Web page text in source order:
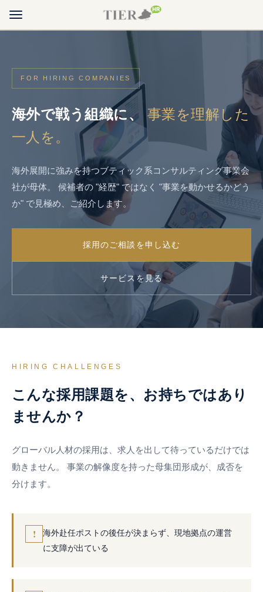
転職を検討の方
採用を検討の方
ブログ
TIER HRについて
転職・ご登録のご相談
採用のご相談
採用担当・HR担当者の方はこちら
FOR HIRING COMPANIES
海外で戦う組織に、 事業を理解した
一人を。
海外展開に強みを持つブティック系コンサルティング事業会
社が母体。
候補者の "経歴" ではなく "事業を動かせるかどう
か" で見極め、ご紹介します。
採用のご相談を申し込む
サービスを見る
HIRING CHALLENGES
こんな採用課題を、お持ちではあり
ませんか？
グローバル人材の採用は、求人を出して待っているだけでは
動きません。
事業の解像度を持った母集団形成が、成否を
分けます。
!
海外赴任ポストの後任が決まらず、現地拠点の運営
に支障が出ている